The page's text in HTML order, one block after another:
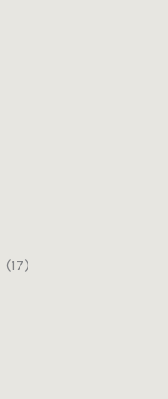
(17)